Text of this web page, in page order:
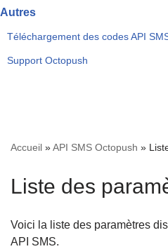
Autres
Téléchargement des codes API
Support Octopush
Accueil »API SMS Octopush »
Liste des
Voici la liste des paramètres
API SMS.